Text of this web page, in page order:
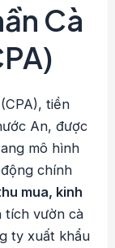
Cà
tiền
An, được
mô hình
chính
mua, kinh
tích vườn cà
ty xuất khẩu